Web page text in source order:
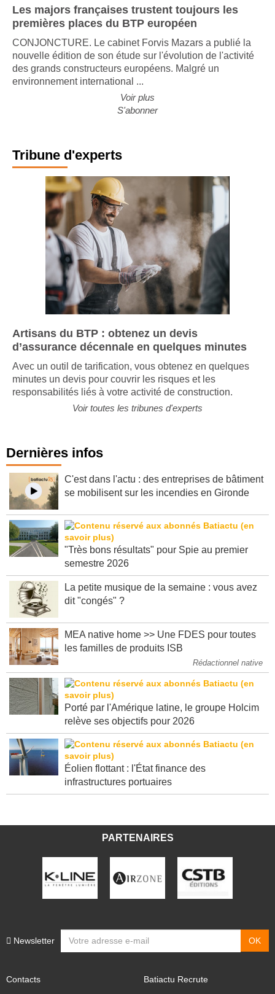
Les majors françaises trustent toujours les
premières places du BTP européen
CONJONCTURE. Le cabinet Forvis Mazars a publié la
nouvelle édition de son étude sur l'évolution de l'activité
des grands constructeurs européens. Malgré un
environnement international ...
Voir plus
S'abonner
Tribune d'experts
Artisans du BTP : obtenez un devis
d’assurance décennale en quelques minutes
Avec un outil de tarification, vous obtenez en quelques
minutes un devis pour couvrir les risques et les
responsabilités liés à votre activité de construction.
Voir toutes les tribunes d'experts
Dernières infos
C'est dans l'actu : des entreprises de bâtiment
se mobilisent sur les incendies en Gironde
"Très bons résultats" pour Spie au premier
semestre 2026
La petite musique de la semaine : vous avez
dit "congés" ?
MEA native home >> Une FDES pour toutes
les familles de produits ISB
Rédactionnel native
Porté par l'Amérique latine, le groupe Holcim
relève ses objectifs pour 2026
Éolien flottant : l'État finance des
infrastructures portuaires
PARTENAIRES
Newsletter
Contacts
Batiactu Recrute